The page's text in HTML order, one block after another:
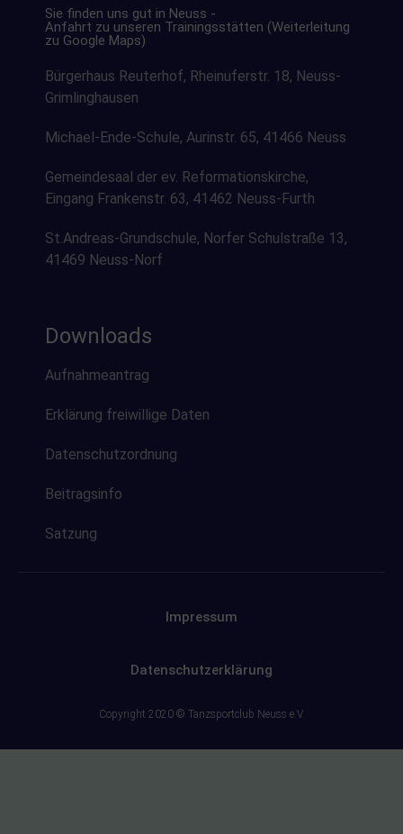
Sie finden uns gut in Neuss -
Anfahrt zu unseren Trainingsstätten (Weiterleitung
zu Google Maps)
Bürgerhaus Reuterhof, Rheinuferstr. 18, Neuss-
Grimlinghausen
Michael-Ende-Schule, Aurinstr. 65, 41466 Neuss
Gemeindesaal der ev. Reformationskirche,
Eingang Frankenstr. 63, 41462 Neuss-Furth
St.Andreas-Grundschule, Norfer Schulstraße 13,
41469 Neuss-Norf
Downloads
Aufnahmeantrag
Erklärung freiwillige Daten
Datenschutzordnung
Beitragsinfo
Satzung
Impressum
Datenschutzerklärung
Copyright 2020 © Tanzsportclub Neuss e.V.